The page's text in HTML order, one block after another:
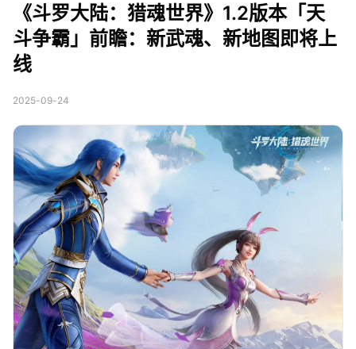
地图即将上线
《斗罗大陆：猎魂世界》1.2版本「天
斗争霸」前瞻：新武魂、新地图即将上
线
2025-09-24